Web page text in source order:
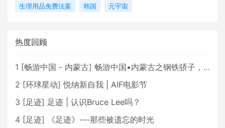
生理用品免费法案
韩国 元宇宙
热度回顾
1 [畅游中国 - 内蒙古] 畅游中国•内蒙古之钢铁骄子，魅力包头
2 [环球星动] 悦纳新自我 | AIF电影节
3 [足迹] 足迹 | 认识Bruce Lee吗？
4 [足迹]
《足迹》---那些被遗忘的时光